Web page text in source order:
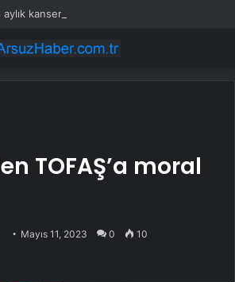
TOFAŞ’a moral
Mayıs 11, 2023 0 10